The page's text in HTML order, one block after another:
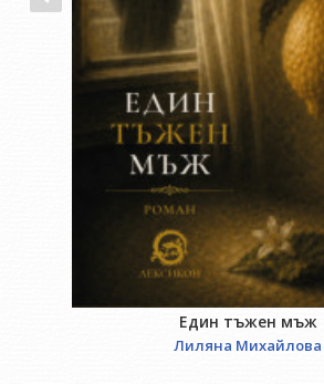
Един тъжен мъж
Лиляна Михайлова